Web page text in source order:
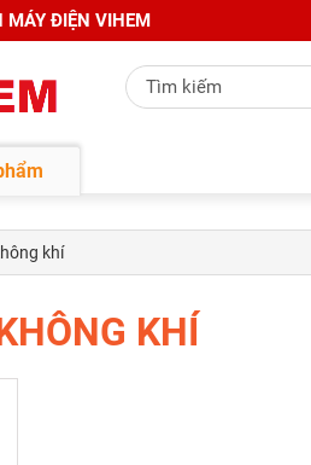
MÁY ĐIỆN VIHEM
khí
KHÍ